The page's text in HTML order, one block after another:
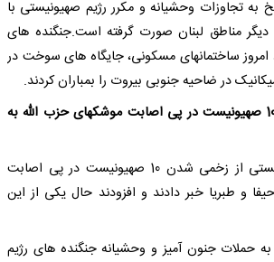
به تجاوزات وحشیانه و مکرر رژیم صهیونیستی با
مناطق لبنان صورت گرفته است.جنگنده های
امروز ساختمانهای مسکونی، جایگاه های سوخت در
در ضاحیه جنوبی بیروت را بمباران کردند.
اعتراف به زخمی شدن 10 صهیونیست در پی اصابت موشکهای حزب الله به
رسانه های رژیم صهیونیستی از زخمی شدن 10 صهیونیست در پی اصابت
و طبریا خبر دادند و افزودند حال یکی از این
حملات جنون آمیز و وحشیانه جنگنده های رژیم